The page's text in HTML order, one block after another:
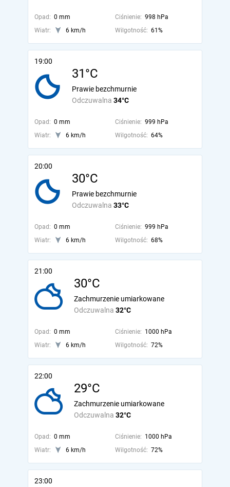
Opad: 0 mm Ciśnienie: 998 hPa
Wiatr:
6 km/h Wilgotność: 61%
19:00
31°C
Odczuwalna 34°C
Prawie bezchmurnie
Opad: 0 mm Ciśnienie: 999 hPa
Wiatr:
6 km/h Wilgotność: 64%
20:00
30°C
Odczuwalna 33°C
Prawie bezchmurnie
Opad: 0 mm Ciśnienie: 999 hPa
Wiatr:
6 km/h Wilgotność: 68%
21:00
30°C
Odczuwalna 32°C
Zachmurzenie umiarkowane
Opad: 0 mm Ciśnienie: 1000 hPa
Wiatr:
6 km/h Wilgotność: 72%
22:00
29°C
Odczuwalna 32°C
Zachmurzenie umiarkowane
Opad: 0 mm Ciśnienie: 1000 hPa
Wiatr:
6 km/h Wilgotność: 72%
23:00